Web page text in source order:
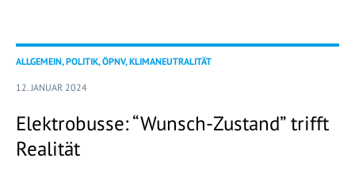
ALLGEMEIN, POLITIK, ÖPNV, KLIMANEUTRALITÄT
12. JANUAR 2024
Elektrobusse: “Wunsch-Zustand” trifft
Realität